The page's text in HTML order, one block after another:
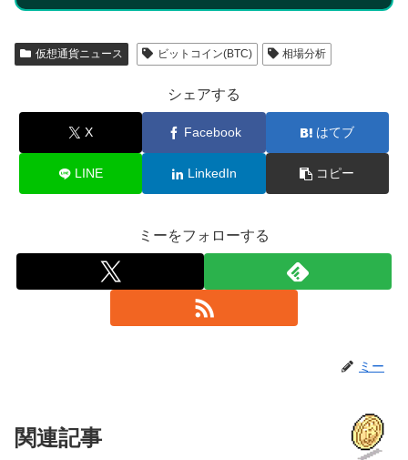
仮想通貨ニュース ビットコイン(BTC) 相場分析
シェアする
X Facebook はてブ
LINE LinkedIn コピー
ミーをフォローする
ミー
関連記事